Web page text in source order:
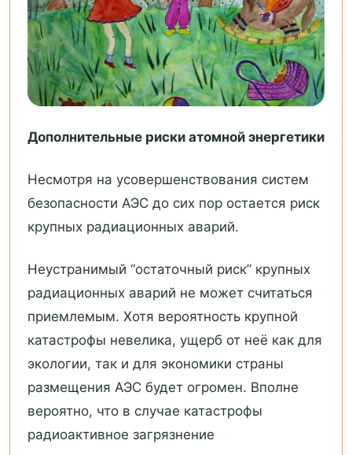
Дополнительные риски атомной энергетики
Несмотря на усовершенствования систем
безопасности АЭС до сих пор остается риск
крупных радиационных аварий.
Неустранимый “остаточный риск” крупных
радиационных аварий не может считаться
приемлемым. Хотя вероятность крупной
катастрофы невелика, ущерб от неё как для
экологии, так и для экономики страны
размещения АЭС будет огромен. Вполне
вероятно, что в случае катастрофы
радиоактивное загрязнение